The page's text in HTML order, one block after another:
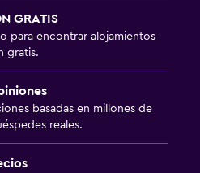
GRATIS
para encontrar alojamientos
gratis.
basadas en millones de
reales.